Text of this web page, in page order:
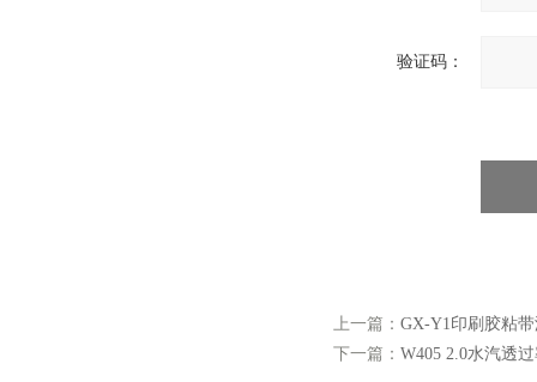
验证码：
上一篇： GX-Y1印刷胶粘
下一篇： W405 2.0水汽透